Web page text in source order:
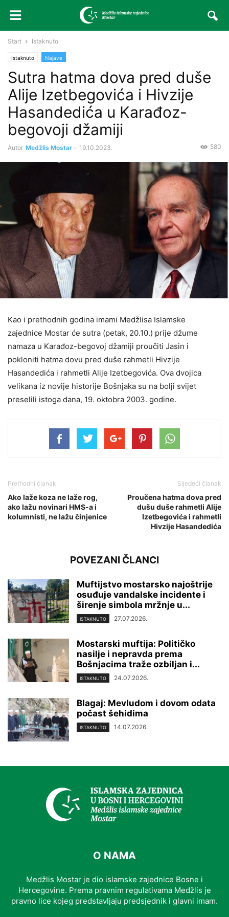
Start Istaknuto
Istaknuto Najave
Sutra hatma dova pred duše
Alije Izetbegovića i Hivzije
Hasandedića u Karađoz-
begovoji džamiji
Autor Medžlis Mostar - 19.10.2023. 580
Kao i prethodnih godina imami Medžlisa Islamske
zajednice Mostar će sutra (petak, 20.10.) prije džume
namaza u Karađoz-begovoj džamiji proučiti Jasin i
pokloniti hatma dovu pred duše rahmetli Hivzije
Hasandedića i rahmetli Alije Izetbegovića. Ova dvojica
velikana iz novije historije Bošnjaka su na bolji svijet
preselili istoga dana, 19. oktobra 2003. godine.
Prethodni članak
Ako laže koza ne laže rog,
ako lažu novinari HMS-a i
kolumnisti, ne lažu činjenice
Sljedeći članak
Proučena hatma dova pred
dušu duše rahmetli Alije
Izetbegovića i rahmetli
Hivzije Hasandedića
POVEZANI ČLANCI
Muftijstvo mostarsko najoštrije
osuđuje vandalske incidente i
širenje simbola mržnje u...
ISTAKNUTO 27.07.2026.
Mostarski muftija: Političko
nasilje i nepravda prema
Bošnjacima traže ozbiljan i...
ISTAKNUTO 24.07.2026.
Blagaj: Mevludom i dovom odata
počast šehidima
ISTAKNUTO 14.07.2026.
O NAMA
Medžlis Mostar je dio islamske zajednice Bosne i
Hercegovine. Prema pravnim regulativama Medžlis je
pravno lice kojeg predstavljaju predsjednik i glavni imam.